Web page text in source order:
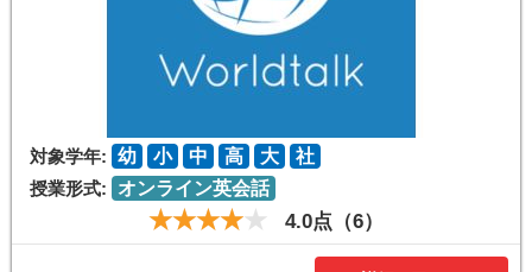
対象学年: 幼 小 中 高 大
社
授業形式:
オンライン英会話
4.0点（6）